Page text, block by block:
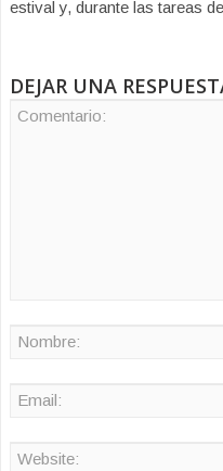
estival y, durante las tareas
DEJAR UNA